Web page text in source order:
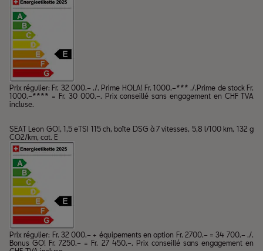
Prix régulier: Fr. 32 000.– ./. Prime HOLA! Fr. 1000.–*** ./.Prime de stock Fr.
1000.–**** = Fr. 30 000.–. Prix conseillé sans engagement en CHF TVA
incluse.
SEAT Leon GO!, 1,5 eTSI 115 ch, boîte DSG à 7 vitesses, 5,8 l/100 km, 132 g
CO2/km, cat. E
Prix régulier: Fr. 32 000.– + équipements en option Fr. 2700.– = 34 700.– ./.
Bonus GO! Fr. 7250.– = Fr. 27 450.–. Prix conseillé sans engagement en